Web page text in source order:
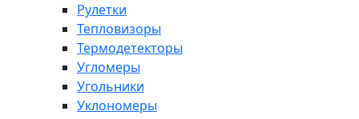
Рулетки
Тепловизоры
Термодетекторы
Угломеры
Угольники
Уклономеры